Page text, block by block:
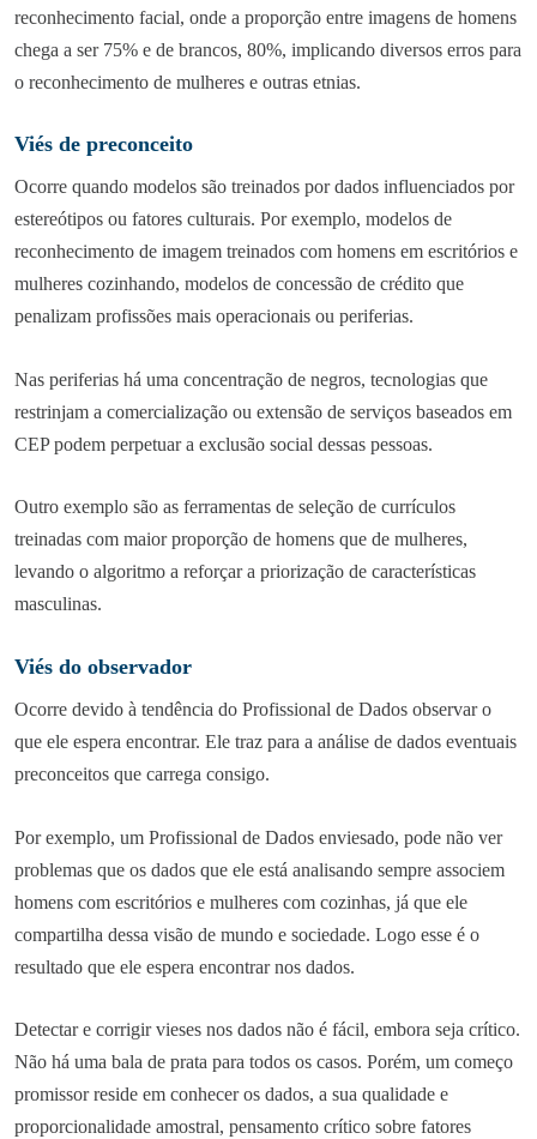
reconhecimento facial, onde a proporção entre imagens de homens
chega a ser 75% e de brancos, 80%, implicando diversos erros para
o reconhecimento de mulheres e outras etnias.
Viés de preconceito
Ocorre quando modelos são treinados por dados influenciados por
estereótipos ou fatores culturais. Por exemplo, modelos de
reconhecimento de imagem treinados com homens em escritórios e
mulheres cozinhando, modelos de concessão de crédito que
penalizam profissões mais operacionais ou periferias.
Nas periferias há uma concentração de negros, tecnologias que
restrinjam a comercialização ou extensão de serviços baseados em
CEP podem perpetuar a exclusão social dessas pessoas.
Outro exemplo são as ferramentas de seleção de currículos
treinadas com maior proporção de homens que de mulheres,
levando o algoritmo a reforçar a priorização de características
masculinas.
Viés do observador
Ocorre devido à tendência do Profissional de Dados observar o
que ele espera encontrar. Ele traz para a análise de dados eventuais
preconceitos que carrega consigo.
Por exemplo, um Profissional de Dados enviesado, pode não ver
problemas que os dados que ele está analisando sempre associem
homens com escritórios e mulheres com cozinhas, já que ele
compartilha dessa visão de mundo e sociedade. Logo esse é o
resultado que ele espera encontrar nos dados.
Detectar e corrigir vieses nos dados não é fácil, embora seja crítico.
Não há uma bala de prata para todos os casos. Porém, um começo
promissor reside em conhecer os dados, a sua qualidade e
proporcionalidade amostral, pensamento crítico sobre fatores